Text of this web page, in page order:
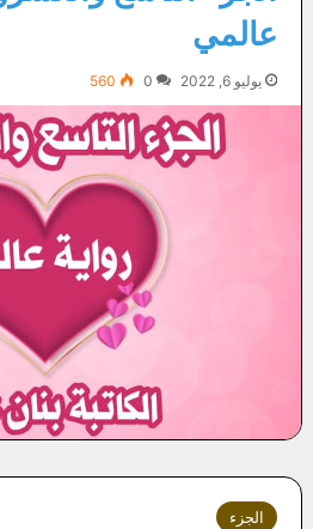
عالمي
يوليو 6, 2022 0
560
الجزء